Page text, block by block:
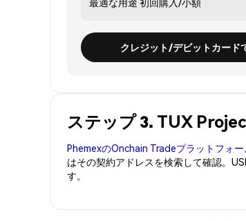
クレジット/デビットカード
ステップ 3. TUX
PhemexのOnchain Tradeプラットフォー
はその契約アドレスを検索して確認。
す。